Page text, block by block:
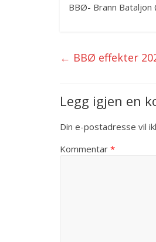
BBØ- Brann
← BBØ effekter
Legg igjen en
Din e-postadresse vil
Kommentar *